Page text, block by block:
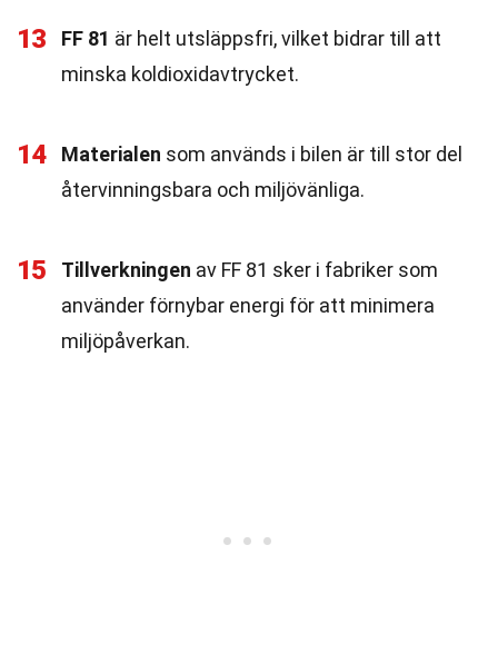
13 FF 81 är helt utsläppsfri, vilket bidrar till att
minska koldioxidavtrycket.
14 Materialen som används i bilen är till stor del
återvinningsbara och miljövänliga.
15 Tillverkningen av FF 81 sker i fabriker som
använder förnybar energi för att minimera
miljöpåverkan.